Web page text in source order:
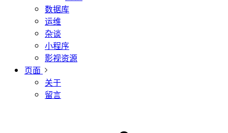
数据库
运维
杂谈
小程序
影视资源
页面
关于
留言